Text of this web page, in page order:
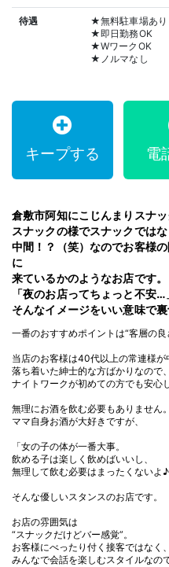
待遇
★無料駐車場あり
★即日勤務OK
★WワークOK
★ノルマなし
キープする 電
倉敷市阿知にこじんまりスナ
スナックの様でスナックでは
中間！？（笑）なのでお客様
に
来ているかのようなお店です。
「夜のお店ってちょっと不安…
そんなイメージをいい意味で
一番のおすすめポイントは“客層の良
当店のお客様は40代以上の常連様が
落ち着いた紳士的な方ばかりなので、
ナイトワークが初めての方でも安心
無理にお酒を飲む必要もありません。
ママ自身お酒が大好きですが、
「女の子の体が一番大事。
飲める子は楽しく飲めばいいし、
無理して飲む必要はまったくないよ♪
そんな優しいスタンスのお店です。
お店の雰囲気は
“スナックだけどバー感覚”。
お客様にべったり付く接客ではなく、
みんなで会話を楽しむスタイルなの